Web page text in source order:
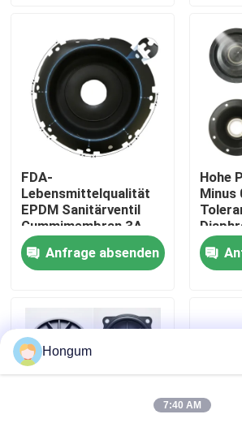
Über uns
Werksbesichtigung
Qualitätskontrolle
Neuigkeiten
Rechtssachen
Bitte um ein Angebot
Gummimembrandichtungen
Ventil-Gummimembran
FDA-
Lebensmittelqualität
EPDM Sanitärventil
Gummimembran 3A
Milchprodukte CIP SIP
Clean Steam
kompatibel
Anfrage absenden
Hohe
Minus
Hongum
7:40 AM